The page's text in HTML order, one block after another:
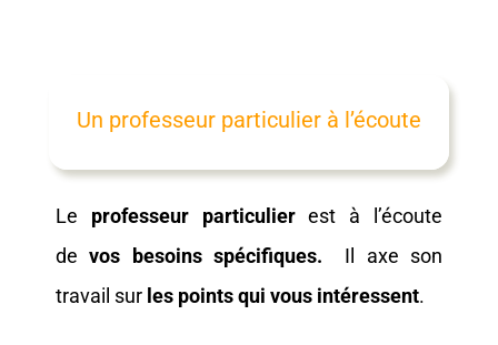
Le professeur particulierest à l’écoute
devos besoins spécifiques. Il axe son
travail sur les points qui vous intéressent.
Un professeur particulier à l’écoute